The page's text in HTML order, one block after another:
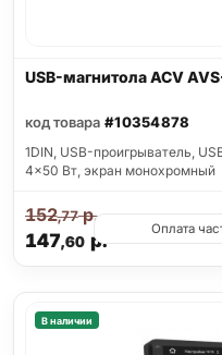
USB-магнитола ACV
код товара #10354878
1DIN, USB-проигрыватель,
4x50 Вт, экран монохромный
147,60р.
152,77р.
Оплата
В наличии